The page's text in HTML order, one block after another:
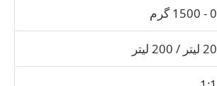
0 - 1500 گرم
20 لیتر / 200 لیتر